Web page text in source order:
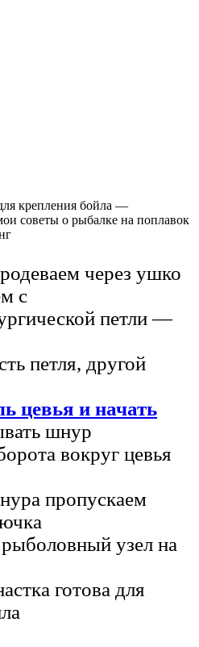
крепления бойла —
советы о рыбалке на поплавок
через ушко
с
петли —
петля, другой
цевья и начать
шнур
вокруг цевья
пропускаем
рыболовный узел на
готова для